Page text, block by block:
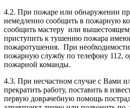
4.2. При пожаре или обнаружении
немедленно сообщить в пожарную
сообщить мастеру или
приступить к тушению пожара
пожаротушения. При
пожарную службу по телефону 112,
пожарной команды.
4.3. При несчастном случае с Вами
прекратить работу, поставить в
первую доврачебную помощь